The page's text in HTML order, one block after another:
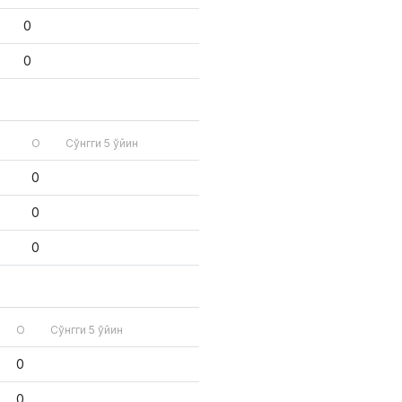
0
0
О Сўнгги 5 ўйин
0
0
0
О Сўнгги 5 ўйин
0
0